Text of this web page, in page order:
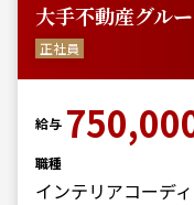
大手不動産グル
正社員
給与
職種
インテリアコーデ